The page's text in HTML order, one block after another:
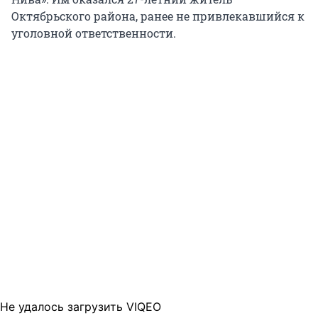
Октябрьского района, ранее не привлекавшийся к
уголовной ответственности.
Не удалось загрузить VIQEO